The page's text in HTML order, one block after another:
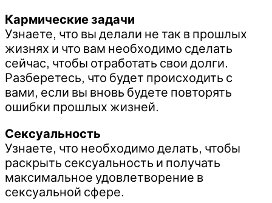
Кармические задачи
Узнаете, что вы делали не так в прошлых
жизнях и что вам необходимо сделать
сейчас, чтобы отработать свои долги.
Разберетесь, что будет происходить с
вами, если вы вновь будете повторять
ошибки прошлых жизней.
Сексуальность
Узнаете, что необходимо делать, чтобы
раскрыть сексуальность и получать
максимальное удовлетворение в
сексуальной сфере.